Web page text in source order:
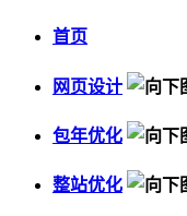
首页
网页设计
包年优化
整站优化